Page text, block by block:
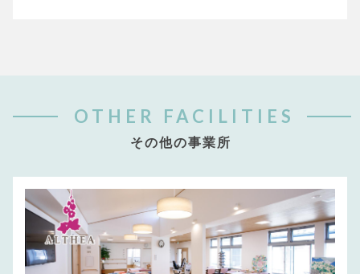
OTHER FACILITIES
その他の事業所